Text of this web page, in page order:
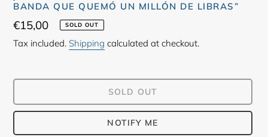
BANDA QUE QUEMÓ UN MILLÓN DE LIBRAS”
Regular
price
€15,00 SOLD OUT
Tax included. Shipping calculated at checkout.
SOLD OUT
NOTIFY ME